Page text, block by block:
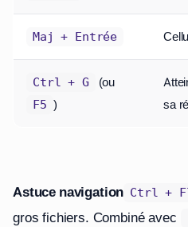
Maj + Entrée
Ctrl + G (ou
F5 )
sa
Astuce navigation Ctrl +
gros fichiers. Combiné avec